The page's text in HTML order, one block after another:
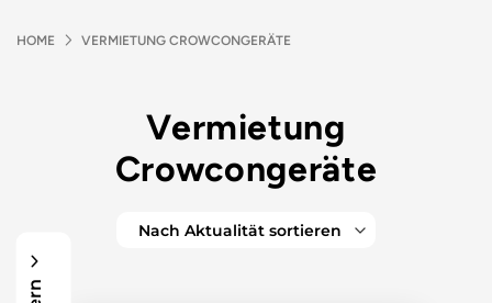
HOME VERMIETUNG CROWCONGERÄTE
Vermietung
Crowcongeräte